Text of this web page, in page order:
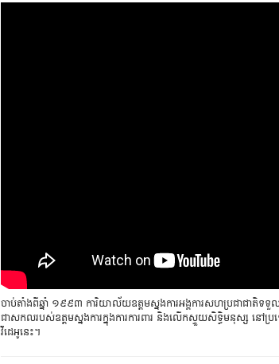
ចាប់​តាំង​ពី​ឆ្នាំ ១៩៩៣ ​​ការិ​យាល័យ​ឧត្តមស្នងការអង្គការសហប្រជាជាតិទ
ជាសកលរបស់ឧត្តមស្នងការក្នុងការការពារ និងលើកស្ទួយសិទ្ធិមនុស្ស នៅ
វីដេអូនេះ។